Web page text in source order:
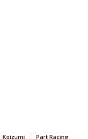
Koizumi
Part Racing